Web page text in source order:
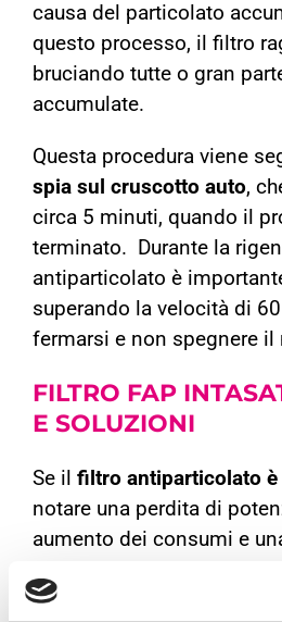
causa del particolato
questo processo, il filtro
bruciando tutte o gran
accumulate.
Questa procedura viene
spia sul cruscotto auto,
circa 5 minuti, quando il
terminato. Durante la
antiparticolato è
superando la velocità di
fermarsi e non spegnere il
FILTRO FAP
E SOLUZIONI
Se il filtro antiparticolato è
notare una perdita di
aumento dei consumi e
l’auto rileva questo